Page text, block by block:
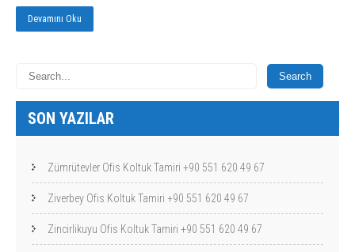
Devamını Oku
SON YAZILAR
Zümrütevler Ofis Koltuk Tamiri +90 551 620 49 67
Ziverbey Ofis Koltuk Tamiri +90 551 620 49 67
Zincirlikuyu Ofis Koltuk Tamiri +90 551 620 49 67